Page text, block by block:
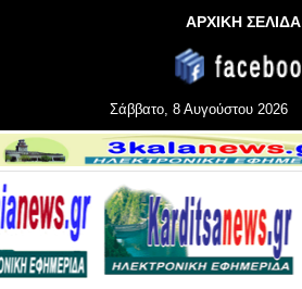
ΑΡΧΙΚΗ ΣΕΛΙΔΑ
Σάββατο, 8 Αυγούστου 2026